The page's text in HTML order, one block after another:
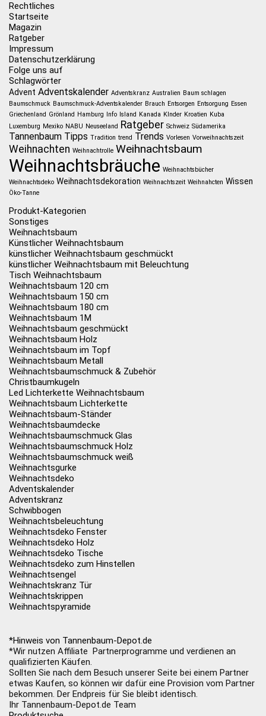
Rechtliches
Startseite
Magazin
Ratgeber
Impressum
Datenschutzerklärung
Folge uns auf
Schlagwörter
Advent Adventskalender Adventskranz Australien Baum schlagen
Baumschmuck Baumschmuck-Adventskalender Brauch Entsorgen Entsorgung Essen
Griechenland Grönland Hamburg Info Island Kanada KInder Kroatien Kuba
Luxemburg Mexiko NABU Neuseeland Ratgeber Schweiz Südamerika
Tannenbaum Tipps Tradition trend Trends Vorlesen Vorweihnachtszeit
Weihnachten Weihnachtrolle Weihnachtsbaum
Weihnachtsbräuche Weihnachtsbücher
Weihnachtsdeko Weihnachtsdekoration Weihnachtszeit Weihnahcten Wissen
Öko-Tanne
Produkt-Kategorien
Sonstiges
Weihnachtsbaum
Künstlicher Weihnachtsbaum
künstlicher Weihnachtsbaum geschmückt
künstlicher Weihnachtsbaum mit Beleuchtung
Tisch Weihnachtsbaum
Weihnachtsbaum 120 cm
Weihnachtsbaum 150 cm
Weihnachtsbaum 180 cm
Weihnachtsbaum 1M
Weihnachtsbaum geschmückt
Weihnachtsbaum Holz
Weihnachtsbaum im Topf
Weihnachtsbaum Metall
Weihnachtsbaumschmuck & Zubehör
Christbaumkugeln
Led Lichterkette Weihnachtsbaum
Weihnachtsbaum Lichterkette
Weihnachtsbaum-Ständer
Weihnachtsbaumdecke
Weihnachtsbaumschmuck Glas
Weihnachtsbaumschmuck Holz
Weihnachtsbaumschmuck weiß
Weihnachtsgurke
Weihnachtsdeko
Adventskalender
Adventskranz
Schwibbogen
Weihnachtsbeleuchtung
Weihnachtsdeko Fenster
Weihnachtsdeko Holz
Weihnachtsdeko Tische
Weihnachtsdeko zum Hinstellen
Weihnachtsengel
Weihnachtskranz Tür
Weihnachtskrippen
Weihnachtspyramide
*Hinweis von Tannenbaum-Depot.de
*Wir nutzen Affiliate Partnerprogramme und verdienen an
qualifizierten Käufen.
Sollten Sie nach dem Besuch unserer Seite bei einem Partner
etwas Kaufen, so können wir dafür eine Provision vom Partner
bekommen. Der Endpreis für Sie bleibt identisch.
Ihr Tannenbaum-Depot.de Team